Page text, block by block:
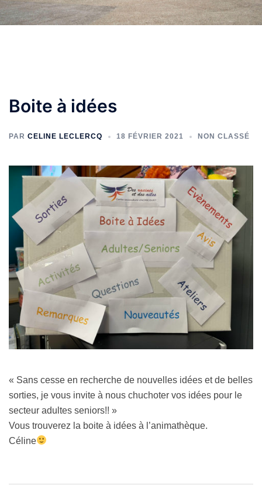
Boite à idées
PAR CELINE LECLERCQ 18 FÉVRIER 2021 NON CLASSÉ
« Sans cesse en recherche de nouvelles idées et de belles
sorties, je vous invite à nous chuchoter vos idées pour le
secteur adultes seniors!! »
Vous trouverez la boite à idées à l’animathèque.
Céline